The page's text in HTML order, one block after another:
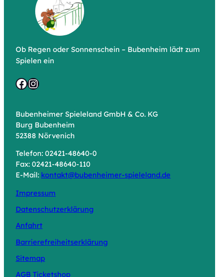
Ob Regen oder Sonnenschein – Bubenheim lädt zum
Spielen ein
Facebook Instagram
Bubenheimer Spieleland GmbH & Co. KG
Burg Bubenheim
52388 Nörvenich
Telefon: 02421-48640-0
Fax: 02421-48640-110
E-Mail: kontakt@bubenheimer-spieleland.de
Impressum
Datenschutzerklärung
Anfahrt
Barrierefreiheitserklärung
Sitemap
AGB Ticketshop